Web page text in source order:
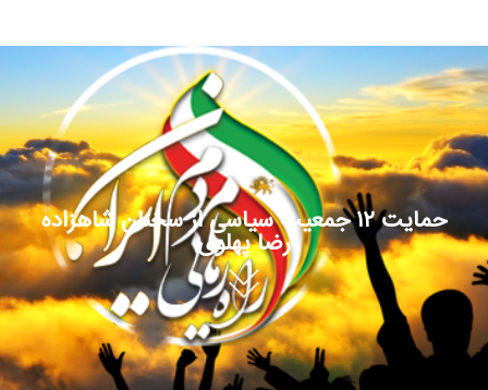
حمایت ۱۲ جمعیت سیاسی از سخنان شاهزاده
رضا پهلوی